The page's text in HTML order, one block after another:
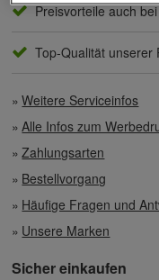
Preisvorteile auch
Top-Qualität unserer
Weitere Serviceinfos
Alle Infos zum
Zahlungsarten
Bestellvorgang
Häufige Fragen und
Unsere Marken
Sicher einkaufen